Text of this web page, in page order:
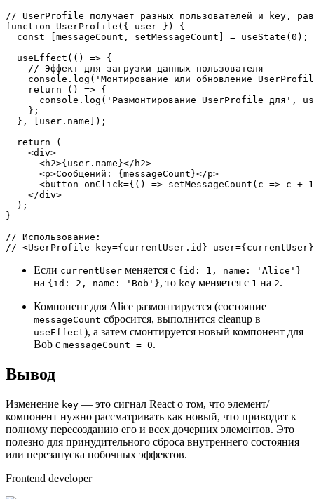
// UserProfile получает разных пользователей и key,
function
UserProfile ( { user } ) {
const [messageCount, setMessageCount] = useState ( 0 );
useEffect ( () => {
// Эффект для загрузки данных пользователя
console . log ( 'Монтирование или обновление
return
() => {
console . log ( 'Размонтирование UserProfile для' ,
    };
  }, [user.
name ]);
return (
<div>
<h2>{user.name}</ h2>
<p>Сообщений: {messageCount}</p>
<button onClick={() => setMessageCount(c => c +
</div>
  );
}
// Использование:
// <UserProfile key={currentUser.id}
Если currentUser меняется с {id: 1, name: 'Alice'}
на {id: 2, name: 'Bob'}, то key меняется с 1 на 2.
Компонент для Alice размонтируется (состояние
messageCount сбросится, выполнится cleanup в
useEffect), а затем смонтируется новый компонент для
Bob с messageCount = 0.
Вывод
Изменение key — это сигнал React о том, что элемент/
компонент нужно рассматривать как новый, что приводит к
полному пересозданию его и всех дочерних элементов. Это
полезно для принудительного сброса внутреннего состояния
или перезапуска побочных эффектов.
Frontend developer